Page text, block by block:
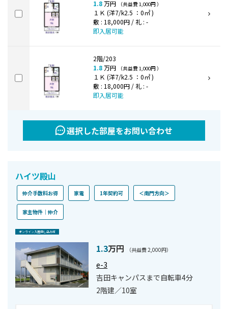
1.8万円 （共益費 1,000円 ）
１Ｋ (洋7/k2.5 ：0㎡ )
敷 : 18,000円 / 礼 : -
即入居可能
2階/203
1.8万円 （共益費 1,000円 ）
１Ｋ (洋7/k2.5 ：0㎡ )
敷 : 18,000円 / 礼 : -
即入居可能
選択した部屋をお問い合わせ
ハイツ殿山
仲介手数料お得 家電 1年契約可 ＜南門方向＞
家主物件｜仲介
オンライン⼊居申し込み可
1.3万円 （共益費 2,000円）
e-3
吉田キャンパスまで自転車4分
2階建／10室